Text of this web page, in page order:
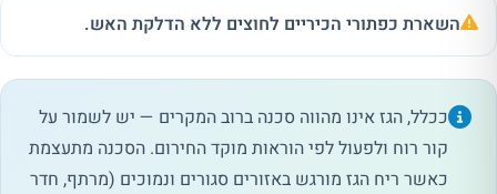
השארת כפתורי הכיריים לחוצים ללא הדלקת האש.
ככלל, הגז אינו מהווה סכנה ברוב המקרים — יש לשמור על
קור רוח ולפעול לפי הוראות מוקד החירום. הסכנה מתעצמת
כאשר ריח הגז מורגש באזורים סגורים ונמוכים (מרתף, חדר